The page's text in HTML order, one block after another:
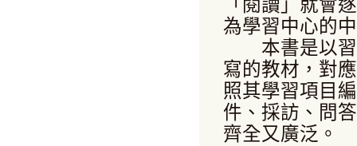
「閱讀」就會
為學習中心的
本書是以習
寫的教材，對
照其學習項目
件、採訪、問
齊全又廣泛。